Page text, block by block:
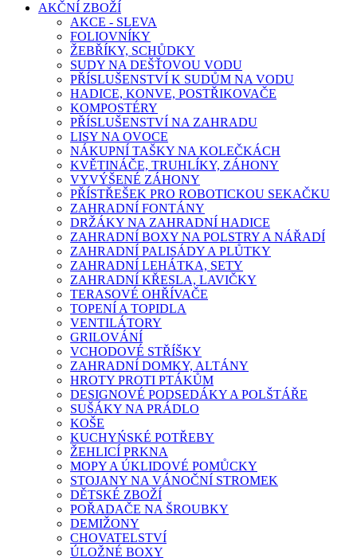
AKČNÍ ZBOŽÍ
AKCE - SLEVA
FOLIOVNÍKY
ŽEBŘÍKY, SCHŮDKY
SUDY NA DEŠŤOVOU VODU
PŘÍSLUŠENSTVÍ K SUDŮM NA VODU
HADICE, KONVE, POSTŘIKOVAČE
KOMPOSTÉRY
PŘÍSLUŠENSTVÍ NA ZAHRADU
LISY NA OVOCE
NÁKUPNÍ TAŠKY NA KOLEČKÁCH
KVĚTINÁČE, TRUHLÍKY, ZÁHONY
VYVÝŠENÉ ZÁHONY
PŘÍSTŘEŠEK PRO ROBOTICKOU SEKAČKU
ZAHRADNÍ FONTÁNY
DRŽÁKY NA ZAHRADNÍ HADICE
ZAHRADNÍ BOXY NA POLSTRY A NÁŘADÍ
ZAHRADNÍ PALISÁDY A PLŮTKY
ZAHRADNÍ LEHÁTKA, SETY
ZAHRADNÍ KŘESLA, LAVIČKY
TERASOVÉ OHŘÍVAČE
TOPENÍ A TOPIDLA
VENTILÁTORY
GRILOVÁNÍ
VCHODOVÉ STŘÍŠKY
ZAHRADNÍ DOMKY, ALTÁNY
HROTY PROTI PTÁKŮM
DESIGNOVÉ PODSEDÁKY A POLŠTÁŘE
SUŠÁKY NA PRÁDLO
KOŠE
KUCHYŃSKÉ POTŘEBY
ŽEHLICÍ PRKNA
MOPY A ÚKLIDOVÉ POMŮCKY
STOJANY NA VÁNOČNÍ STROMEK
DĚTSKÉ ZBOŽÍ
POŘADAČE NA ŠROUBKY
DEMIŽONY
CHOVATELSTVÍ
ÚLOŽNÉ BOXY